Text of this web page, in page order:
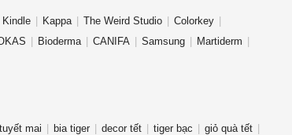
Kindle Kappa The Weird Studio
Colorkey
Bioderma CANIFA Samsung
Martiderm
mai bia tiger decor tết tiger bạc
giỏ quà tết